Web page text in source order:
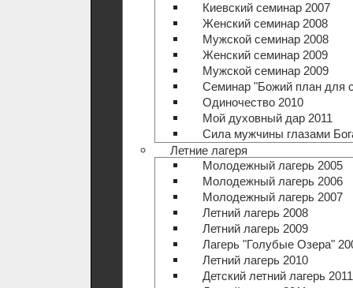
Киевский семинар 2007
Женский семинар 2008
Мужской семинар 2008
Женский семинар 2009
Мужской семинар 2009
Семинар "Божий план для
Одиночество 2010
Мой духовный дар 2011
Сила мужчины глазами
Летние лагеря
Молодежный лагерь 2005
Молодежный лагерь 2006
Молодежный лагерь 2007
Летний лагерь 2008
Летний лагерь 2009
Лагерь "Голубые Озера"
Летний лагерь 2010
Детский летний лагерь 2011